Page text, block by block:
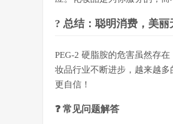
? 总结：聪明消费，美丽
PEG-2 硬脂胺的危害虽然存
妆品行业不断进步，越来越多
更自信！
❓ 常见问题解答